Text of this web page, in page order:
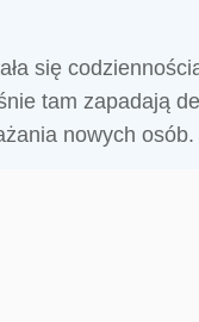
się
tam zapadają
nowych osób.